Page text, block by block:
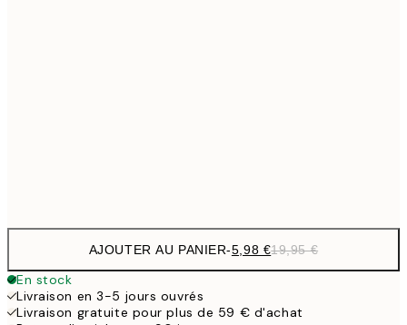
AJOUTER AU PANIER-5,98 €19,95 €
En stock
Livraison en 3-5 jours ouvrés
Livraison gratuite pour plus de 59 € d'achat